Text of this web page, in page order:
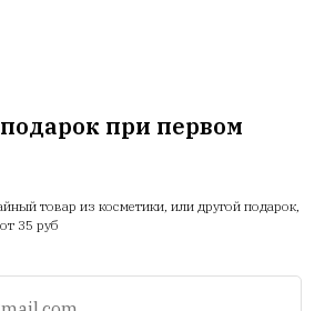
при первом
товар из косметики, или другой подарок,
35 рубОтзывы
25 794 81 89